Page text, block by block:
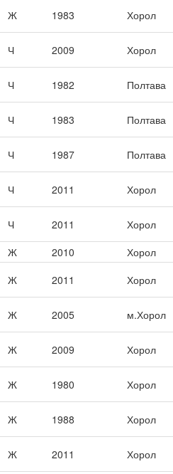
Ж 1983 Хорол
Ч 2009 Хорол
Ч 1982 Полтава
Ч 1983 Полтава
Ч 1987 Полтава
Ч 2011 Хорол
Ч 2011
Хорол
Ж 2010
Хорол
Ж 2011 Хорол
Ж 2005 м.Хорол
Ж 2009 Хорол
Ж 1980 Хорол
Ж 1988 Хорол
Ж 2011 Хорол